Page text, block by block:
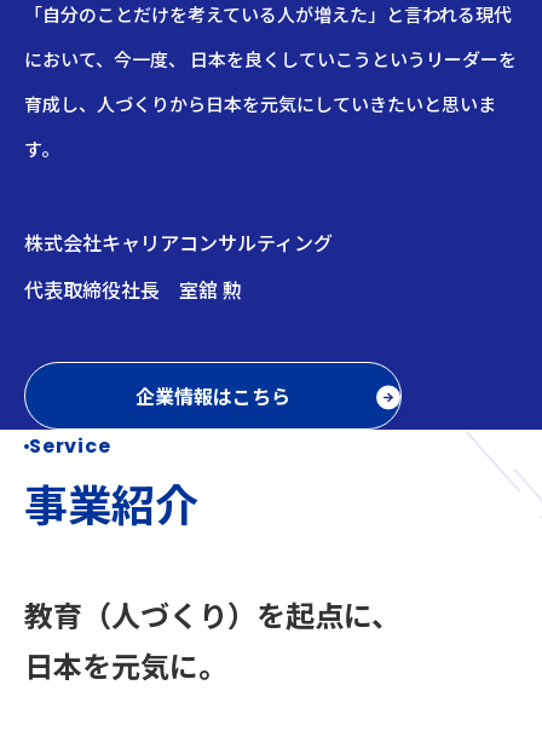
「自分のことだけを考えている人が増えた」と言われる現代
において、今一度、 日本を良くしていこうというリーダーを
育成し、人づくりから日本を元気にしていきたいと思いま
す。
株式会社キャリアコンサルティング
代表取締役社長 室舘 勲
企業情報はこちら
Service
事業紹介
教育（人づくり）を起点に、
日本を元気に。